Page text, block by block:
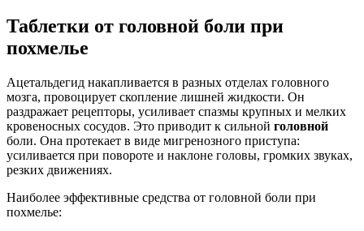
Таблетки от головной боли при
похмелье
Ацетальдегид накапливается в разных отделах головного
мозга, провоцирует скопление лишней жидкости. Он
раздражает рецепторы, усиливает спазмы крупных и мелких
кровеносных сосудов. Это приводит к сильной головной
боли. Она протекает в виде мигренозного приступа:
усиливается при повороте и наклоне головы, громких звуках,
резких движениях.
Наиболее эффективные средства от головной боли при
похмелье: